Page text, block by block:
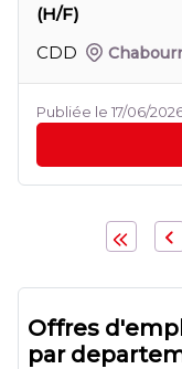
(H/F)
CDD
Publiée le 17/06/
Offres
par